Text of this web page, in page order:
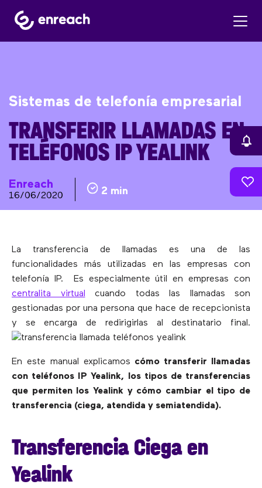
Sistemas de telefonía empresarial
TRANSFERIR LLAMADAS EN
TELÉFONOS IP YEALINK
Enreach
16/06/2020 2 min
La transferencia de llamadas es una de las
funcionalidades más utilizadas en las empresas con
telefonía IP. Es especialmente útil en empresas con
centralita virtual cuando todas las llamadas son
gestionadas por una persona que hace de recepcionista
y se encarga de redirigirlas al destinatario final.
En este manual explicamos cómo transferir llamadas
con teléfonos IP Yealink, los tipos de transferencias
que permiten los Yealink y cómo cambiar el tipo de
transferencia (ciega, atendida y semiatendida).
Transferencia Ciega en
Yealink